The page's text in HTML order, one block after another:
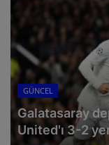
GÜNCEL
Galatasaray
United'ı 3-2